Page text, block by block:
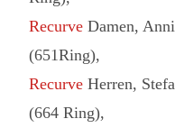
Recurve Damen,
(651Ring),
Recurve Herren,
(664 Ring),